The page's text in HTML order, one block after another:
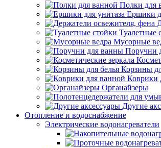
Полки для
Ершики
Туалетные
Мусорные
Поручни
Корзины
Коврики
Органайзеры
Другие
Отопление и водоснабжение
Электрические водонагреватели